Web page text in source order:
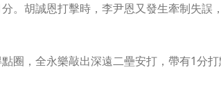
。胡誠恩打擊時，李尹恩又發生牽制失誤
圈，全永樂敲出深遠二壘安打，帶有1分